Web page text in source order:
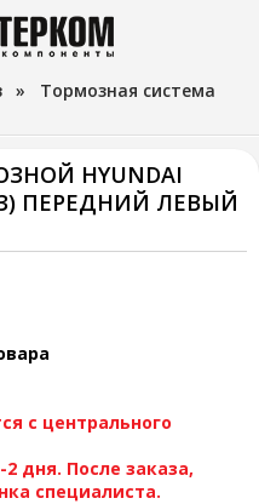
» Тормозная система
HYUNDAI
ПЕРЕДНИЙ ЛЕВЫЙ
с центрального
дня. После заказа,
специалиста.